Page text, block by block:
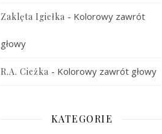
Zaklęta Igiełka - Kolorowy zawrót
głowy
R.A. Cieżka - Kolorowy zawrót głowy
KATEGORIE